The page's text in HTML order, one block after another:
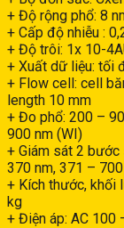
+ Độ rộng phổ: 8
+ Cấp độ nhiễu :
+ Độ trôi: 1x 10-
+ Xuất dữ liệu: tối
+ Flow cell: cell
length 10 mm
+ Đo phổ: 200 –
900 nm (WI)
+ Giám sát 2
370 nm, 371 –
+ Kích thước, khối
kg
+ Điện áp: AC 100